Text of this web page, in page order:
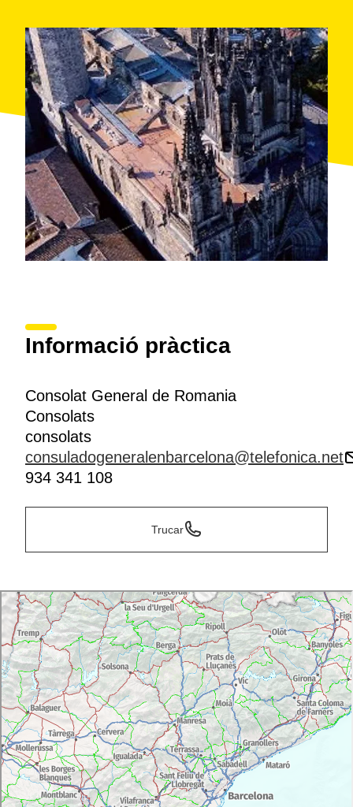
Informació pràctica
Consolat General de Romania
Consolats
consolats
consuladogeneralenbarcelona@telefonica.net
934 341 108
Trucar